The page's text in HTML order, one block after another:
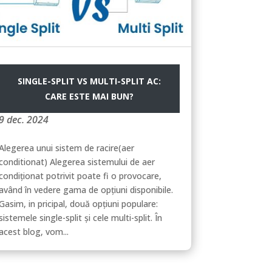
SINGLE-SPLIT VS MULTI-SPLIT AC:
CARE ESTE MAI BUN?
dec. 2024
unui sistem de racire(aer
Alegerea sistemului de aer
potrivit poate fi o provocare,
în vedere gama de opțiuni disponibile.
in pricipal, două opțiuni populare:
single-split și cele multi-split. În
blog, vom...